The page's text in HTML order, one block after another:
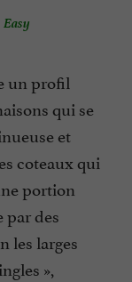
Easy
un profil
qui se
et
coteaux qui
portion
par des
les larges
»,